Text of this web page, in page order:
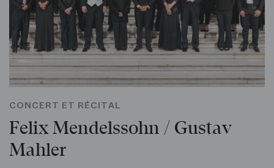
CONCERT ET RÉCITAL
Felix Mendelssohn / Gustav
Mahler